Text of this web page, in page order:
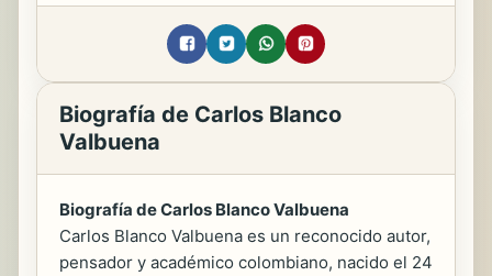
Biografía de Carlos Blanco
Valbuena
Biografía de Carlos Blanco Valbuena
Carlos Blanco Valbuena es un reconocido autor,
pensador y académico colombiano, nacido el 24